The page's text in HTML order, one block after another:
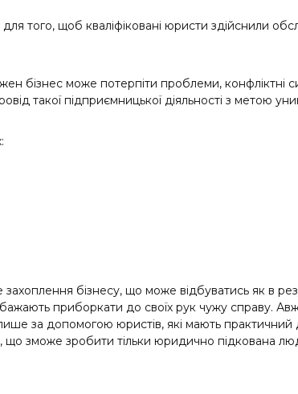
того, щоб кваліфіковані юристи здійснили
бізнес може потерпіти проблеми, конфліктні
такої підприємницької діяльності з метою
бізнесу, що може відбуватись як в
бажають приборкати до своїх рук чужу справу.
за допомогою юристів, які мають
зможе зробити тільки юридично підкована